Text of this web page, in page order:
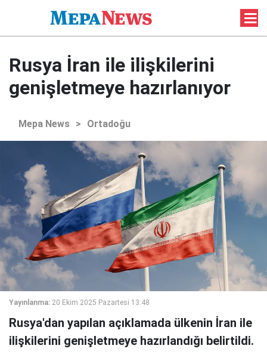
Rusya İran ile ilişkilerini
genişletmeye hazırlanıyor
Mepa News > Ortadoğu
Yayınlanma: 20 Ekim 2025 Pazartesi 13:48
Rusya'dan yapılan açıklamada ülkenin İran ile
ilişkilerini genişletmeye hazırlandığı belirtildi.